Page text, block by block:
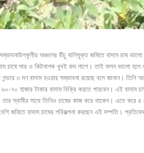
সম্ভাবনাউপকূলীয় অঞ্চলের উঁচু বালিযুক্ত জমিতে বাদাম চাষ
চাষে সার ও কিটনাশক খুবই কম লাগে। তাই ফলন ভালো
গন্ডায় ৩ মণ বাদাম হওয়ার সম্ভাবনা রয়েছে বলে জানান।
৭০ হাজার টাকার বাদাম বিক্রি করতে পারবেন। এই বাদাম
তার স্বামীর সাথে তিনিও চাষের কাজ করে থাকেন। এতে করে
জমিতে বাদাম চাষের পরিকল্পনা করছেন এই দম্পতি।